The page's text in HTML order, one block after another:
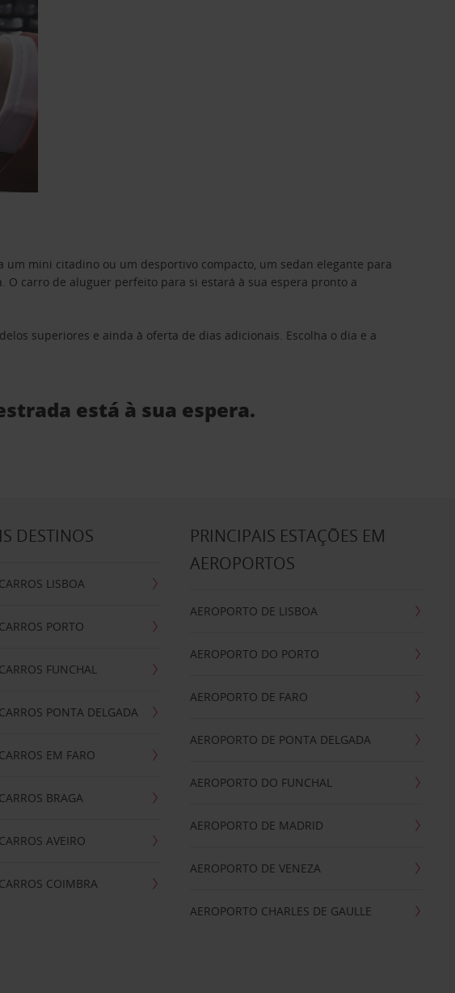
mini citadino ou um desportivo compacto, um sedan elegante para
carro de aluguer perfeito para si estará à sua espera pronto a
superiores e ainda à oferta de dias adicionais. Escolha o dia e a
está à sua espera.
DESTINOS
LISBOA
PORTO
FUNCHAL
PONTA DELGADA
EM FARO
BRAGA
AVEIRO
COIMBRA
PRINCIPAIS ESTAÇÕES EM
AEROPORTOS
AEROPORTO DE LISBOA
AEROPORTO DO PORTO
AEROPORTO DE FARO
AEROPORTO DE PONTA DELGADA
AEROPORTO DO FUNCHAL
AEROPORTO DE MADRID
AEROPORTO DE VENEZA
AEROPORTO CHARLES DE GAULLE